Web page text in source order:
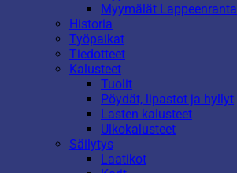
Myymälät Lappeenranta
Historia
Työpaikat
Tiedotteet
Kalusteet
Tuolit
Pöydät, lipastot ja hyllyt
Lasten kalusteet
Ulkokalusteet
Säilytys
Laatikot